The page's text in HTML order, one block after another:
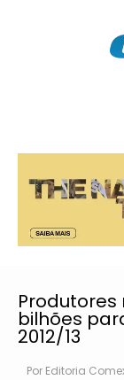
Produtores
bilhões
2012/13
Por Editoria